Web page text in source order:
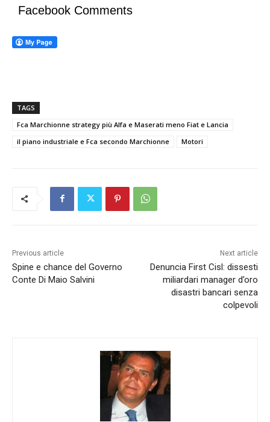
Facebook Comments
TAGS
Fca Marchionne strategy più Alfa e Maserati meno Fiat e Lancia
il piano industriale e Fca secondo Marchionne
Motori
Previous article
Spine e chance del Governo
Conte Di Maio Salvini
Next article
Denuncia First Cisl: dissesti
miliardari manager d’oro
disastri bancari senza
colpevoli